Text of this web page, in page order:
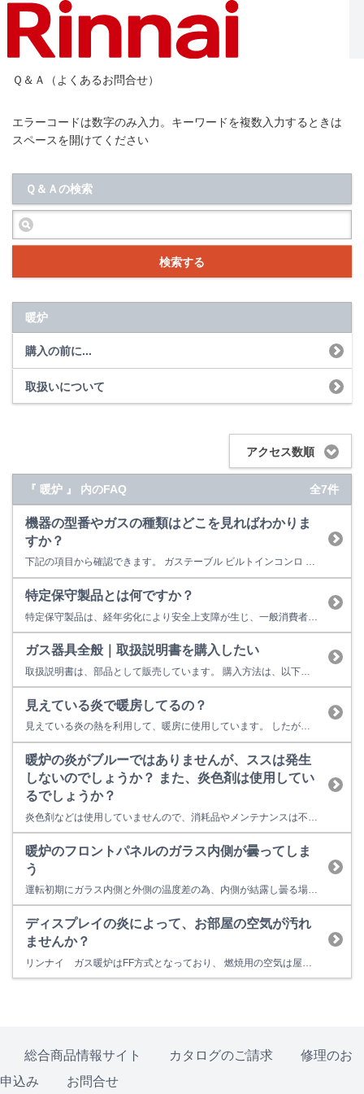
Ｑ＆Ａ（よくあるお問合せ）
エラーコードは数字のみ入力。キーワードを複数入力するときは
スペースを開けてください
Ｑ＆Ａの検索
検索する
暖炉
購入の前に...
取扱いについて
アクセス数順
『 暖炉 』 内のFAQ 全7件
機器の型番やガスの種類はどこを見ればわかりま
すか？
下記の項目から確認できます。 ガステーブル ビルトインコンロ 卓上型ガスオーブン ビルトインガスオーブン ガス炊飯器 ガス瞬間湯沸器 食器洗い乾燥機 レンジフード ガスファンヒーター ガス衣類乾燥機 給湯器 ガスふろがま 業務用炊飯器 業務用ガス赤外線グリラー ガステーブル 本体型番は、本体正面のリンナイロゴ(Rinnai)の下、もしくはロ...
特定保守製品とは何ですか？
ガス器具全般｜取扱説明書を購入したい
取扱説明書は、部品として販売しています。 購入方法は、以下の方法があります。 （１）リンナイ商品取扱い店様で購入する ご注文後、お取り寄せになります。 （２）インターネットを利用して購入する 交換部品はインターネットを利用して簡単にご購入いただけます。 【リンナイ公式部品販売サイト Rinnai Style（リンナイスタイル）】をご利用ください。 ※...
見えている炎で暖房してるの？
見えている炎の熱を利用して、暖房に使用しています。 したがって、暖房用の燃焼部分が他にあるわけではありません。
暖炉の炎がブルーではありませんが、ススは発生
しないのでしょうか？ また、炎色剤は使用してい
るでしょうか？
炎色剤などは使用していませんので、消耗品やメンテナンスは不要です。 また、自然な炎の色になるように、空気量を調整していますので、ススも出ません。
暖炉のフロントパネルのガラス内側が曇ってしま
う
運転初期にガラス内側と外側の温度差の為、内側が結露し曇る場合がありますが、時間経過により曇りが取れます。 なお、取れない場合はそのほかの原因が考えられます。 ●相談・修理のお申込みはこちらへお願いします。 リンナイお客様センター ■電話で依頼 ｜フリーダイヤル 0120-054-321 携帯電話から｜ナビダイヤル 0570-550-258 (通話料がかかります） ...
ディスプレイの炎によって、お部屋の空気が汚れ
ませんか？
総合商品情報サイト カタログのご請求
修理のお
申込み
お問合せ